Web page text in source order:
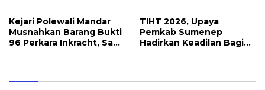
Energi Irigasi
Kejari Polewali Mandar
Musnahkan Barang Bukti
96 Perkara Inkracht, Sabu
TIHT 2026, Upaya
Pemkab Sumenep
Hadirkan Keadilan Bagi